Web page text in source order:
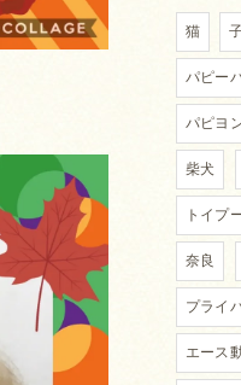
猫
パピー
パピヨ
柴犬
トイプ
奈良
プライ
エース